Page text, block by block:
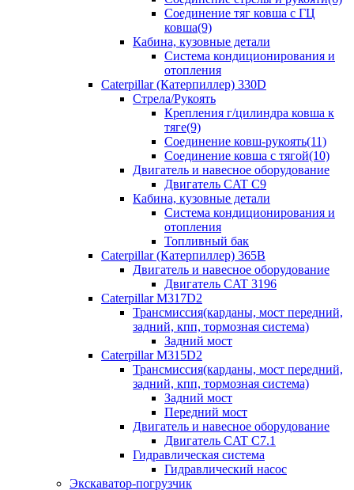
Соединение тяг ковша с ГЦ
ковша(9)
Кабина, кузовные детали
Система кондиционирования и
отопления
Caterpillar (Катерпиллер) 330D
Стрела/Рукоять
Крепления г/цилиндра ковша к
тяге(9)
Соединение ковш-рукоять(11)
Соединение ковша с тягой(10)
Двигатель и навесное оборудование
Двигатель CAT C9
Кабина, кузовные детали
Система кондиционирования и
отопления
Топливный бак
Caterpillar (Катерпиллер) 365B
Двигатель и навесное оборудование
Двигатель CAT 3196
Caterpillar M317D2
Трансмиссия(карданы, мост передний,
задний, кпп, тормозная система)
Задний мост
Caterpillar M315D2
Трансмиссия(карданы, мост передний,
задний, кпп, тормозная система)
Задний мост
Передний мост
Двигатель и навесное оборудование
Двигатель CAT C7.1
Гидравлическая система
Гидравлический насос
Экскаватор-погрузчик